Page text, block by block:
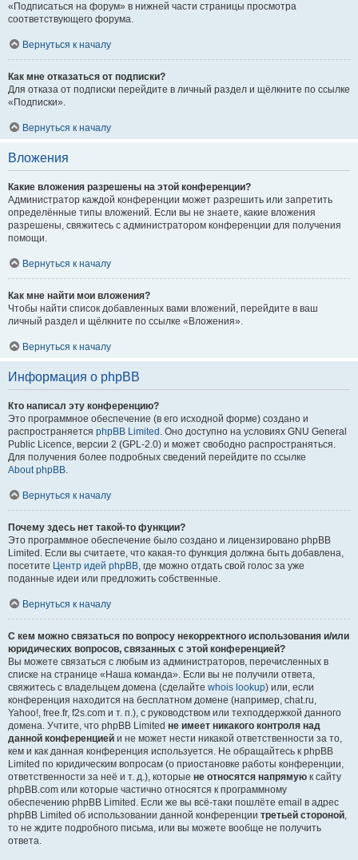
«Подписаться на форум» в нижней части страницы просмотра
соответствующего форума.
Вернуться к началу
Как мне отказаться от подписки?
Для отказа от подписки перейдите в личный раздел и щёлкните по ссылке
«Подписки».
Вернуться к началу
Вложения
Какие вложения разрешены на этой конференции?
Администратор каждой конференции может разрешить или запретить
определённые типы вложений. Если вы не знаете, какие вложения
разрешены, свяжитесь с администратором конференции для получения
помощи.
Вернуться к началу
Как мне найти мои вложения?
Чтобы найти список добавленных вами вложений, перейдите в ваш
личный раздел и щёлкните по ссылке «Вложения».
Вернуться к началу
Информация о phpBB
Кто написал эту конференцию?
Это программное обеспечение (в его исходной форме) создано и
распространяется phpBB Limited . Оно доступно на условиях GNU General
Public Licence, версии 2 (GPL-2.0) и может свободно распространяться.
Для получения более подробных сведений перейдите по ссылке
About phpBB.
Вернуться к началу
Почему здесь нет такой-то функции?
Это программное обеспечение было создано и лицензировано phpBB
Limited. Если вы считаете, что какая-то функция должна быть добавлена,
посетите Центр идей phpBB, где можно отдать свой голос за уже
поданные идеи или предложить собственные.
Вернуться к началу
С кем можно связаться по вопросу некорректного использования и/или
юридических вопросов, связанных с этой конференцией?
Вы можете связаться с любым из администраторов, перечисленных в
списке на странице «Наша команда». Если вы не получили ответа,
свяжитесь с владельцем домена (сделайте whois lookup) или, если
конференция находится на бесплатном домене (например, chat.ru,
Yahoo!, free.fr, f2s.com и т. п.), с руководством или техподдержкой данного
домена. Учтите, что phpBB Limited не имеет никакого контроля над
данной конференцией и не может нести никакой ответственности за то,
кем и как данная конференция используется. Не обращайтесь к phpBB
Limited по юридическим вопросам (о приостановке работы конференции,
ответственности за неё и т. д.), которые не относятся напрямую к сайту
phpBB.com или которые частично относятся к программному
обеспечению phpBB Limited. Если же вы всё-таки пошлёте email в адрес
phpBB Limited об использовании данной конференции третьей стороной,
то не ждите подробного письма, или вы можете вообще не получить
ответа.